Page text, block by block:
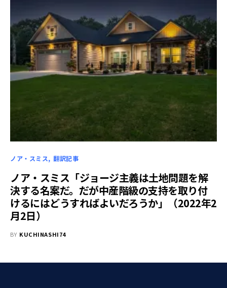
ノア・スミス 翻訳記事
ノア・スミス「ジョージ主義は土地問題を解
決する名案だ。だが中産階級の支持を取り付
けるにはどうすればよいだろうか」（2022年2
月2日）
BY KUCHINASHI74